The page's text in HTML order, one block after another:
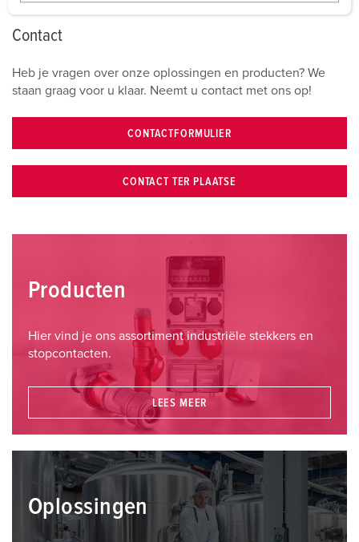
h
Contact
Heb je vragen over onze oplossingen en producten? We
staan graag voor u klaar. Neemt u contact met ons op!
CONTACTFORMULIER
CONTACT TER PLAATSE
Producten
Hier vind je ons assortiment industriële stekkers en
stopcontacten.
LEES MEER
Oplossingen